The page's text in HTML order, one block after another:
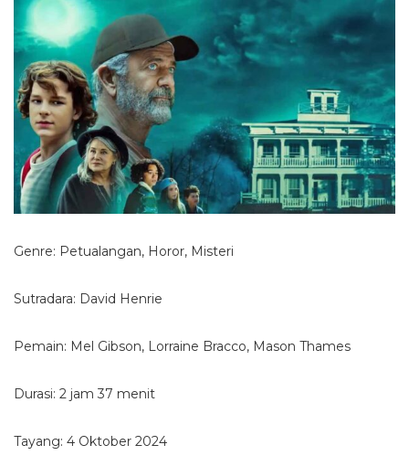
Genre: Petualangan, Horor, Misteri
Sutradara: David Henrie
Pemain: Mel Gibson, Lorraine Bracco, Mason Thames
Durasi: 2 jam 37 menit
Tayang: 4 Oktober 2024